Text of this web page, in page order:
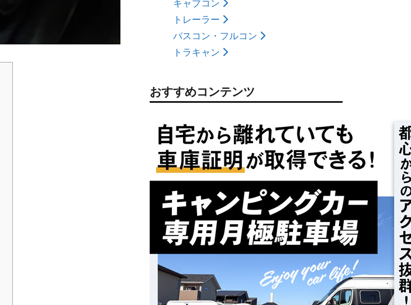
キャブコン
トレーラー
バスコン・フルコン
トラキャン
おすすめコンテンツ